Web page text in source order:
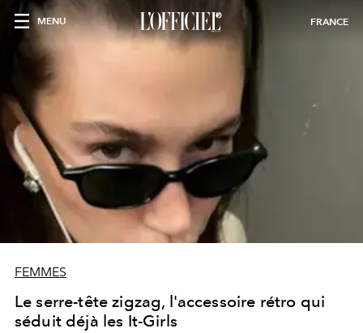
MENU FRANCE
FEMMES
Le serre-tête zigzag, l'accessoire rétro qui
séduit déjà les It-Girls